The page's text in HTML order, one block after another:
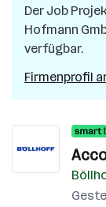
Der Job
Hofmann
verfügbar.
Firmenprofil